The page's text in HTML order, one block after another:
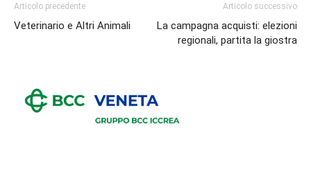
Articolo precedente
Veterinario e Altri Animali
Articolo successivo
La campagna acquisti: elezioni
regionali, partita la giostra